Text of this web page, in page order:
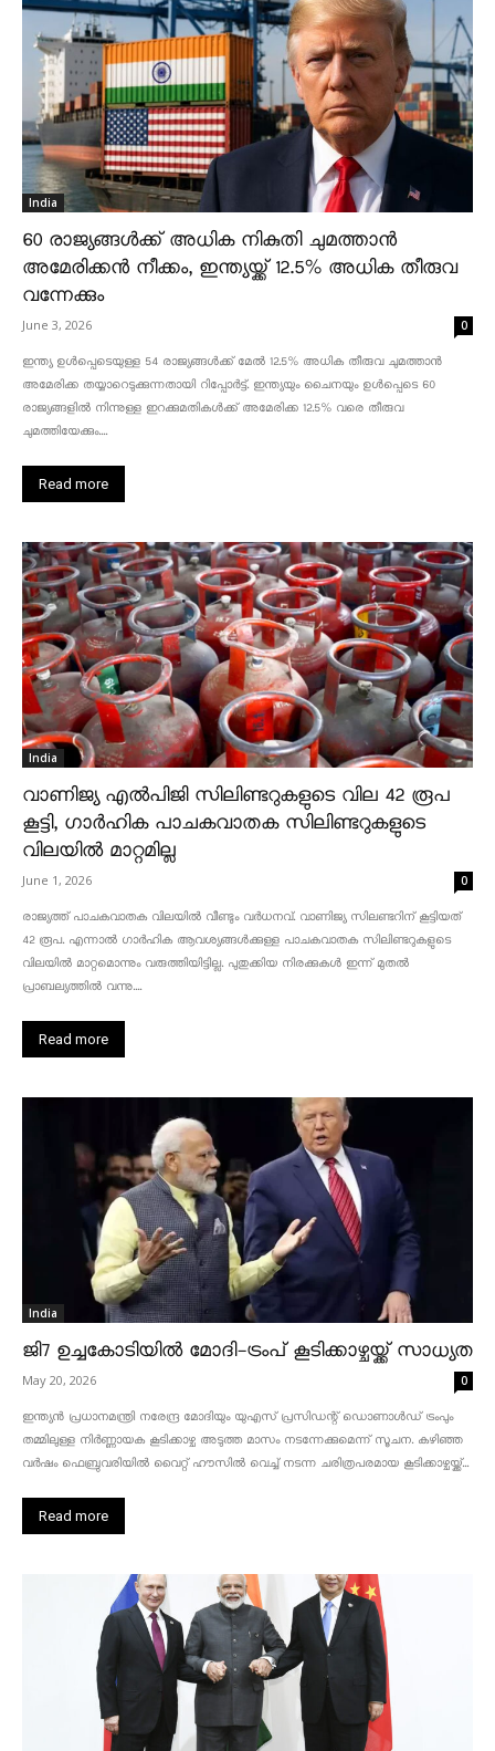
India
60 രാജ്യങ്ങൾക്ക് അധിക നികുതി ചുമത്താൻ
അമേരിക്കൻ നീക്കം, ഇന്ത്യയ്ക്ക് 12.5% അധിക തീരുവ
വന്നേക്കും
June 3, 2026 0
ഇന്ത്യ ഉൾപ്പെടെയുള്ള 54 രാജ്യങ്ങൾക്ക് മേൽ 12.5% അധിക തീരുവ ചുമത്താൻ
അമേരിക്ക തയ്യാറെടുക്കുന്നതായി റിപ്പോർട്ട്. ഇന്ത്യയും ചൈനയും ഉൾപ്പെടെ 60
രാജ്യങ്ങളിൽ നിന്നുള്ള ഇറക്കുമതികൾക്ക് അമേരിക്ക 12.5% ​​വരെ തീരുവ
ചുമത്തിയേക്കും....
Read more
India
വാണിജ്യ എൽപിജി സിലിണ്ടറുകളുടെ വില 42 രൂപ
കൂട്ടി, ഗാർഹിക പാചകവാതക സിലിണ്ടറുകളുടെ
വിലയിൽ മാറ്റമില്ല
June 1, 2026 0
രാജ്യത്ത് പാചകവാതക വിലയിൽ വീണ്ടും വർധനവ്. വാണിജ്യ സിലണ്ടറിന് കൂട്ടിയത്
42 രൂപ. എന്നാൽ ഗാർഹിക ആവശ്യങ്ങൾക്കുള്ള പാചകവാതക സിലിണ്ടറുകളുടെ
വിലയിൽ മാറ്റമൊന്നും വരുത്തിയിട്ടില്ല. പുതുക്കിയ നിരക്കുകൾ ഇന്ന് മുതൽ
പ്രാബല്യത്തിൽ വന്നു....
Read more
India
ജി7 ഉച്ചകോടിയിൽ മോദി-ട്രംപ് കൂടിക്കാഴ്ചയ്ക്ക് സാധ്യത
May 20, 2026 0
ഇന്ത്യൻ പ്രധാനമന്ത്രി നരേന്ദ്ര മോദിയും യുഎസ് പ്രസിഡന്റ് ഡൊണാൾഡ് ട്രംപും
തമ്മിലുള്ള നിർണ്ണായക കൂടിക്കാഴ്ച അടുത്ത മാസം നടന്നേക്കുമെന്ന് സൂചന. കഴിഞ്ഞ
വർഷം ഫെബ്രുവരിയിൽ വൈറ്റ് ഹൗസിൽ വെച്ച് നടന്ന ചരിത്രപരമായ കൂടിക്കാഴ്ചയ്ക്ക്...
Read more